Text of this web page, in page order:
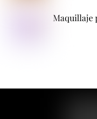
Maquillaje